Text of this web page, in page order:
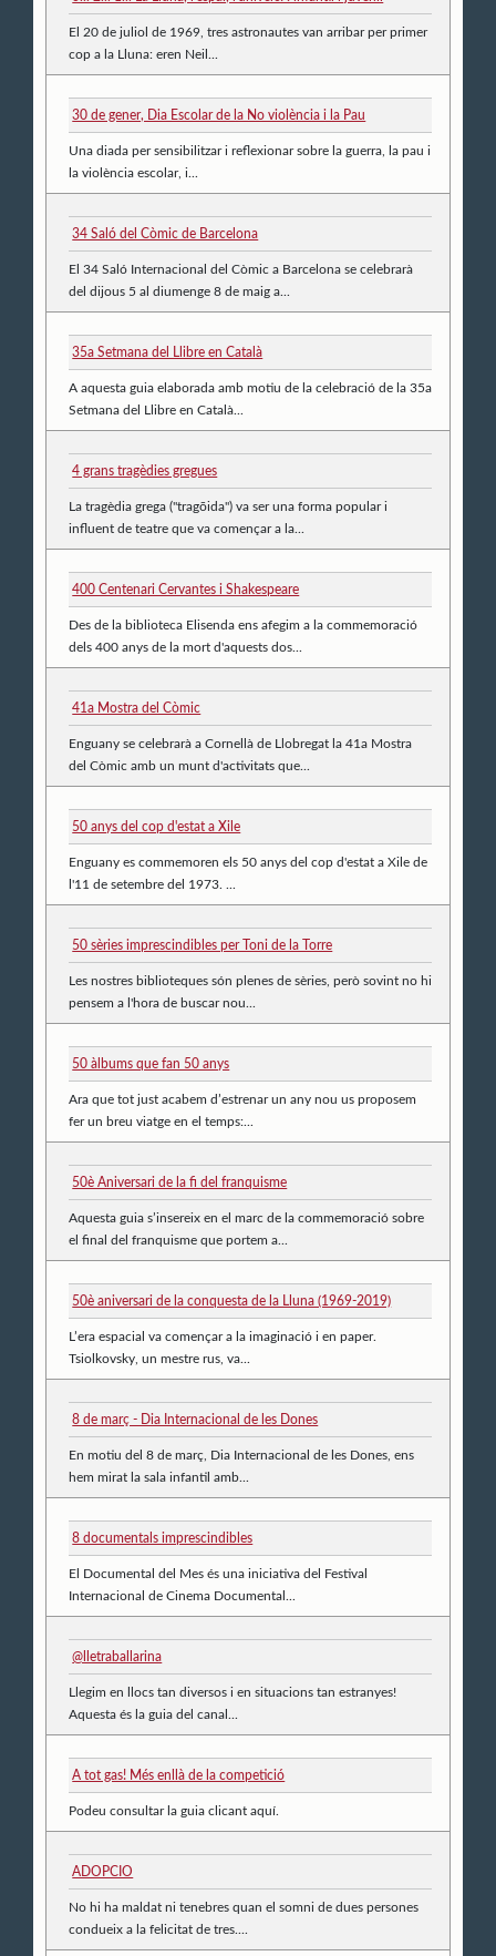
El 20 de juliol de 1969, tres astronautes van arribar per primer
cop a la Lluna: eren Neil...
30 de gener, Dia Escolar de la No violència i la Pau
Una diada per sensibilitzar i reflexionar sobre la guerra, la pau i
la violència escolar, i...
34 Saló del Còmic de Barcelona
El 34 Saló Internacional del Còmic a Barcelona se celebrarà
del dijous 5 al diumenge 8 de maig a...
35a Setmana del Llibre en Català
A aquesta guia elaborada amb motiu de la celebració de la 35a
Setmana del Llibre en Català...
4 grans tragèdies gregues
La tragèdia grega ("tragōida") va ser una forma popular i
influent de teatre que va començar a la...
400 Centenari Cervantes i Shakespeare
Des de la biblioteca Elisenda ens afegim a la commemoració
dels 400 anys de la mort d'aquests dos...
41a Mostra del Còmic
Enguany se celebrarà a Cornellà de Llobregat la 41a Mostra
del Còmic amb un munt d'activitats que...
50 anys del cop d'estat a Xile
Enguany es commemoren els 50 anys del cop d'estat a Xile de
l'11 de setembre del 1973. ...
50 sèries imprescindibles per Toni de la Torre
Les nostres biblioteques són plenes de sèries, però sovint no hi
pensem a l'hora de buscar nou...
50 àlbums que fan 50 anys
Ara que tot just acabem d’estrenar un any nou us proposem
fer un breu viatge en el temps:...
50è Aniversari de la fi del franquisme
Aquesta guia s’insereix en el marc de la commemoració sobre
el final del franquisme que portem a...
50è aniversari de la conquesta de la Lluna (1969-2019)
L’era espacial va començar a la imaginació i en paper.
Tsiolkovsky, un mestre rus, va...
8 de març - Dia Internacional de les Dones
En motiu del 8 de març, Dia Internacional de les Dones, ens
hem mirat la sala infantil amb...
8 documentals imprescindibles
El Documental del Mes és una iniciativa del Festival
Internacional de Cinema Documental...
@lletraballarina
Llegim en llocs tan diversos i en situacions tan estranyes!
Aquesta és la guia del canal...
A tot gas! Més enllà de la competició
Podeu consultar la guia clicant aquí.
ADOPCIO
No hi ha maldat ni tenebres quan el somni de dues persones
condueix a la felicitat de tres....